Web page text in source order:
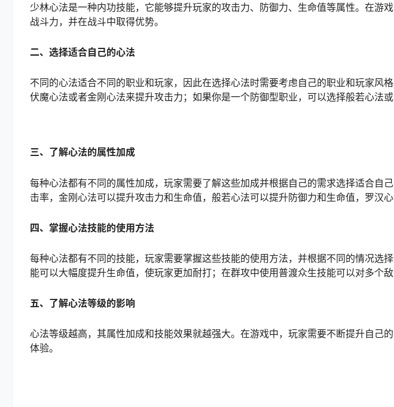
少林心法是一种内功技能，它能够提升玩家的攻击力、防御力、生命值等属性。在游
战斗力，并在战斗中取得优势。
二、选择适合自己的心法
不同的心法适合不同的职业和玩家，因此在选择心法时需要考虑自己的职业和玩家风
伏魔心法或者金刚心法来提升攻击力；如果你是一个防御型职业，可以选择般若心法或
三、了解心法的属性加成
每种心法都有不同的属性加成，玩家需要了解这些加成并根据自己的需求选择适合自
击率，金刚心法可以提升攻击力和生命值，般若心法可以提升防御力和生命值，罗汉心
四、掌握心法技能的使用方法
每种心法都有不同的技能，玩家需要掌握这些技能的使用方法，并根据不同的情况选
能可以大幅度提升生命值，使玩家更加耐打；在群攻中使用普渡众生技能可以对多个敌
五、了解心法等级的影响
心法等级越高，其属性加成和技能效果就越强大。在游戏中，玩家需要不断提升自己
体验。